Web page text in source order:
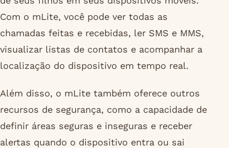
Com o mLite, você pode ver todas as
chamadas feitas e recebidas, ler SMS e MMS,
visualizar listas de contatos e acompanhar a
localização do dispositivo em tempo real.
Além disso, o mLite também oferece outros
recursos de segurança, como a capacidade de
definir áreas seguras e inseguras e receber
alertas quando o dispositivo entra ou sai